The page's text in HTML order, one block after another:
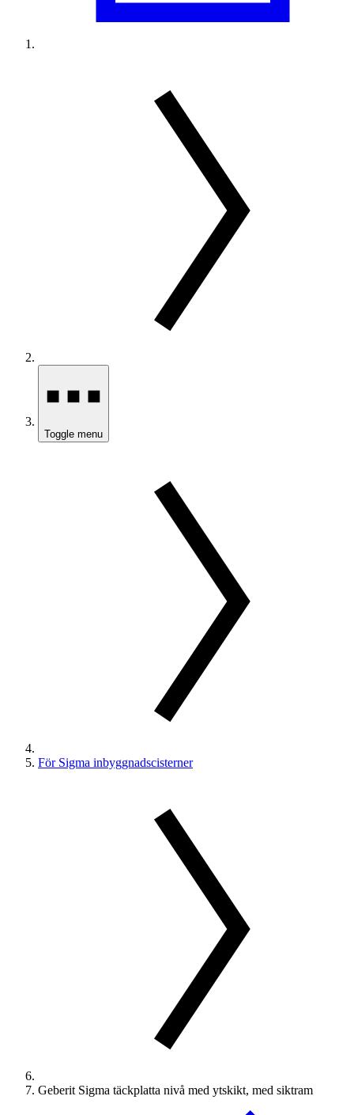
Toggle menu
För Sigma inbyggnadscisterner
Geberit Sigma täckplatta nivå med ytskikt, med siktram